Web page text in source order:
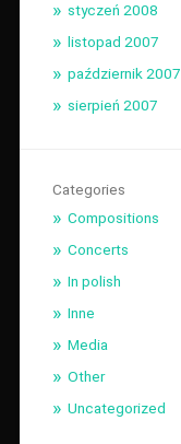
styczeń 2008
listopad 2007
październik 2007
sierpień 2007
Categories
Compositions
Concerts
In polish
Inne
Media
Other
Uncategorized